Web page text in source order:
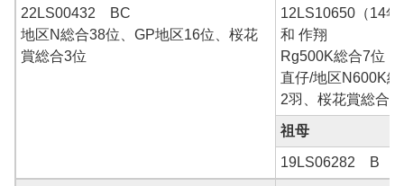
22LS00432 BC
地区N総合38位、GP地区16位、桜花
賞総合3位
12LS10650（14
和 作翔
Rg500K総合7位
直仔/地区N600K
2羽、桜花賞総合3
祖母
19LS06282 B